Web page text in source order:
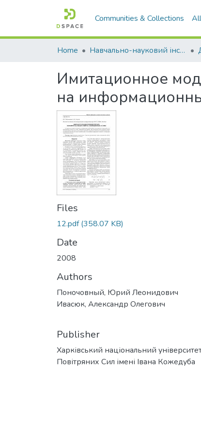
Communities & Collections
Home Навчально-науковий інститут економіки, управління, права та інформаційних технологій
Имитационное
на
Files
12.pdf(358.07 KB)
Date
2008
Authors
Поночовный, Юрий Леонидович
Ивасюк, Александр Олегович
Publisher
Харківський національний
Повітряних Сил імені Івана Кожедуба